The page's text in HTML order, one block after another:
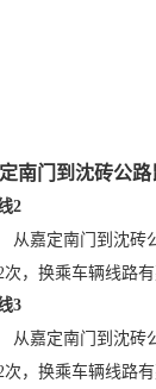
南门到沈砖公路
2
从嘉定南门到沈砖
次，换乘车辆线路
3
从嘉定南门到沈砖
次，换乘车辆线路